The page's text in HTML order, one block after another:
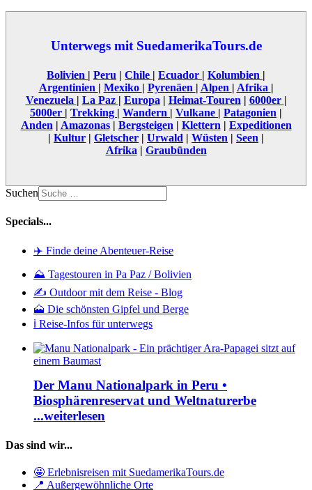
Unterwegs mit SuedamerikaTours.de
Bolivien | Peru | Chile | Ecuador | Kolumbien |
Argentinien | Mexiko | Pyrenäen | Alpen | Afrika |
Venezuela | La Paz | Europa | Heimat-Touren | 6000er |
5000er | Trekking | Wandern | Vulkane | Patagonien |
Anden | Amazonas| Bergsteigen | Klettern | Expeditionen
| Kultur | Gletscher | Urwald | Wüsten | Seen |
Afrika | Graubünden
Suchen
Specials...
✈️ Finde deine Abenteuer-Reise
⛰️ Tagestouren in Pa Paz / Bolivien
✍️ Outdoor mit dem Reise - Blog
🗻 Die schönsten Gipfel und Berge
ℹ️ Reise-Infos für unterwegs
Der Manu Nationalpark in Peru •
Biosphärenreservat und Weltnaturerbe
...weiterlesen
Das sind wir...
🤩 Erlebnisreisen mit SuedamerikaTours.de
📍 Außergewöhnliche Orte